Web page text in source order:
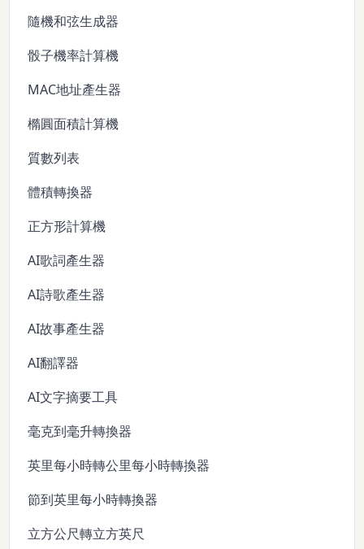
隨機和弦生成器
骰子機率計算機
MAC地址產生器
橢圓面積計算機
質數列表
體積轉換器
正方形計算機
AI歌詞產生器
AI詩歌產生器
AI故事產生器
AI翻譯器
AI文字摘要工具
毫克到毫升轉換器
英里每小時轉公里每小時轉換器
節到英里每小時轉換器
立方公尺轉立方英尺